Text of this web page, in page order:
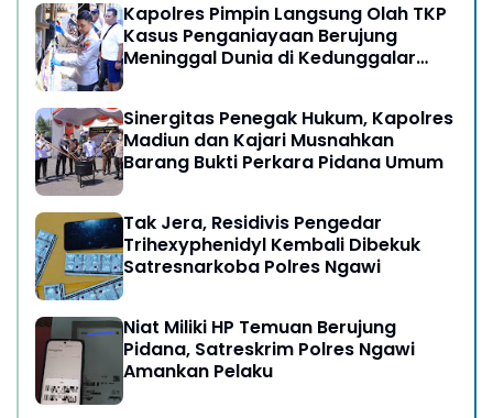
Kapolres Pimpin Langsung Olah TKP
Kasus Penganiayaan Berujung
Meninggal Dunia di Kedunggalar
Sinergitas Penegak Hukum, Kapolres
Madiun dan Kajari Musnahkan
Barang Bukti Perkara Pidana Umum
Tak Jera, Residivis Pengedar
Trihexyphenidyl Kembali Dibekuk
Satresnarkoba Polres Ngawi
Niat Miliki HP Temuan Berujung
Pidana, Satreskrim Polres Ngawi
Amankan Pelaku